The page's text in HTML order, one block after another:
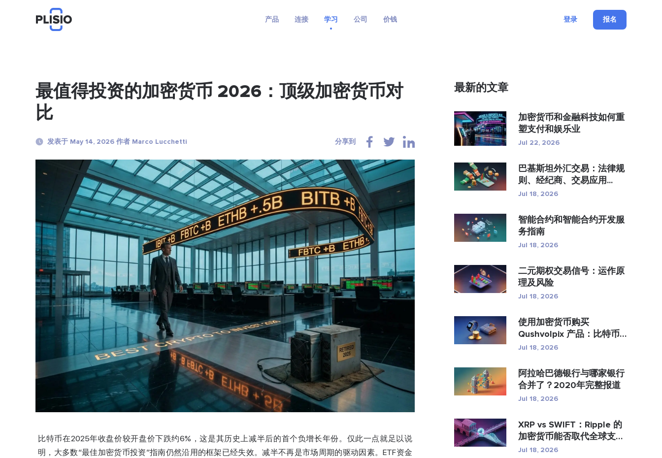
产品 连接 学习 公司 价钱 登录 报名
最值得投资的加密货币 2026：顶级加密货币对
比
发表于 May 14, 2026 作者 Marco Lucchetti 分享到
比特币在2025年收盘价较开盘价下跌约6%，这是其历史上减半后的首个负增长年份。仅此一点就足以说
明，大多数“最佳加密货币投资”指南仍然沿用的框架已经失效。减半不再是市场周期的驱动因素。ETF资金
最新的文章
加密货币和金融科技如何重
塑支付和娱乐业
Jul 22, 2026
巴基斯坦外汇交易：法律规
则、经纪商、交易应用...
Jul 18, 2026
智能合约和智能合约开发服
务指南
Jul 18, 2026
二元期权交易信号：运作原
理及风险
Jul 18, 2026
使用加密货币购买
Qushvolpix 产品：比特币
支付、支...
Jul 18, 2026
阿拉哈巴德银行与哪家银行
合并了？2020年完整报道
Jul 18, 2026
XRP vs SWIFT：Ripple 的
加密货币能否取代全球支
付？
Jul 18, 2026